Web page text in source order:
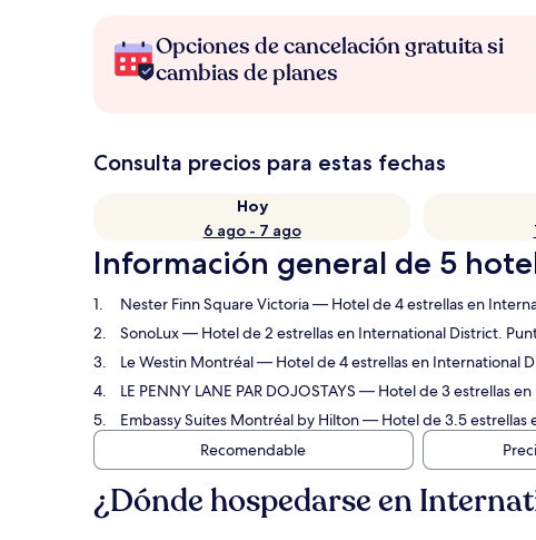
Opciones de cancelación gratuita si
cambias de planes
Consulta precios para estas fechas
Hoy
6 ago - 7 ago
Información general de 5
Nester Finn Square Victoria— Hotel de 4 estrellas en
SonoLux— Hotel de 2 estrellas en International District.
Le Westin Montréal— Hotel de 4 estrellas en International
LE PENNY LANE PAR DOJOSTAYS — Hotel de 3 estrellas
Embassy Suites Montréal by Hilton— Hotel de 3.5 estrellas
Recomendable
¿Dónde hospedarse en